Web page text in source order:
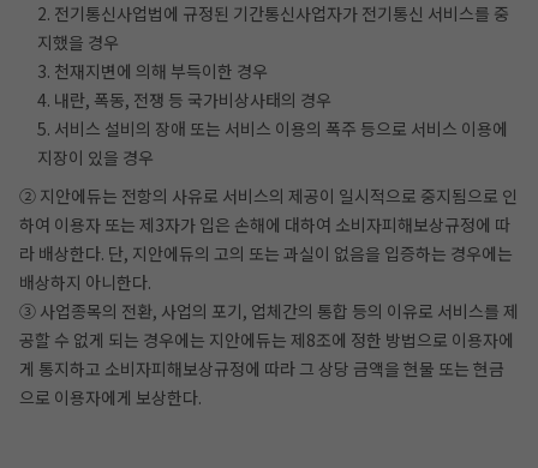
2. 전기통신사업법에 규정된 기간통신사업자가 전기통신 서비스를 중
지했을 경우
3. 천재지변에 의해 부득이한 경우
4. 내란, 폭동, 전쟁 등 국가비상사태의 경우
5. 서비스 설비의 장애 또는 서비스 이용의 폭주 등으로 서비스 이용에
지장이 있을 경우
② 지안에듀는 전항의 사유로 서비스의 제공이 일시적으로 중지됨으로 인
하여 이용자 또는 제3자가 입은 손해에 대하여 소비자피해보상규정에 따
라 배상한다. 단, 지안에듀의 고의 또는 과실이 없음을 입증하는 경우에는
배상하지 아니한다.
③ 사업종목의 전환, 사업의 포기, 업체간의 통합 등의 이유로 서비스를 제
공할 수 없게 되는 경우에는 지안에듀는 제8조에 정한 방법으로 이용자에
게 통지하고 소비자피해보상규정에 따라 그 상당 금액을 현물 또는 현금
으로 이용자에게 보상한다.